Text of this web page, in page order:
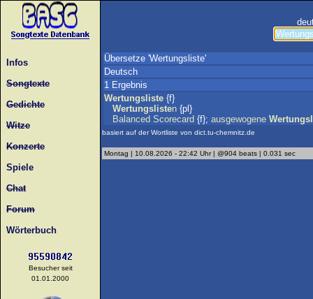
Infos
Songtexte
Gedichte
Witze
Konzerte
Spiele
Chat
Forum
Wörterbuch
Besucher seit
01.01.2000
Übersetze 'Wertungsliste'
Deutsch
1 Ergebnis
Wertungsliste {f}
Wertungslisten {pl}
Balanced Scorecard {f}; ausgewogene
basiert auf der Wortliste von dict.tu-chemnitz.de
Montag | 10.08.2026 - 22:42 Uhr | @904 beats | 0.031 sec